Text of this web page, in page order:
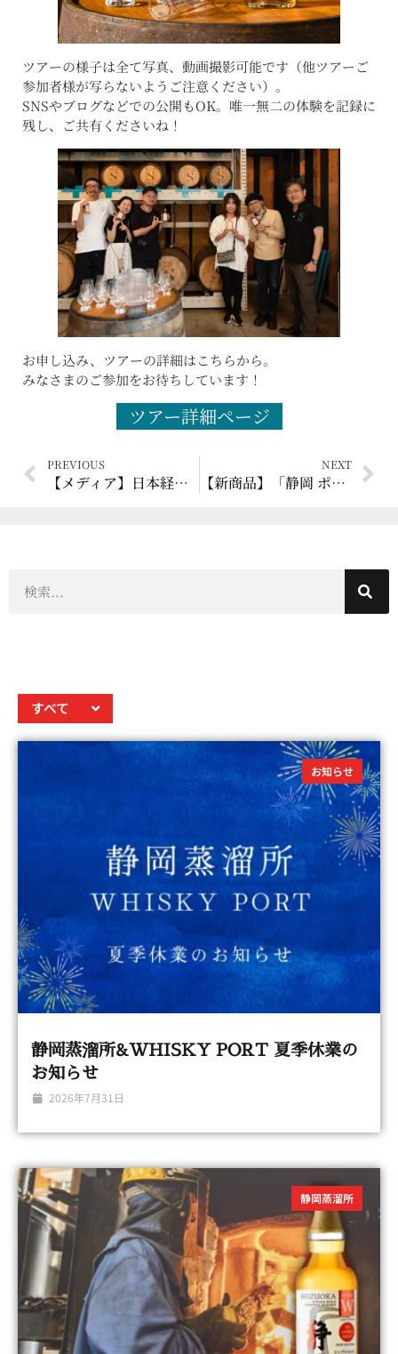
ツアーの様子は全て写真、動画撮影可能です（他ツアーご
参加者様が写らないようご注意ください）。
SNSやブログなどでの公開もOK。唯一無二の体験を記録に
残し、ご共有くださいね！
お申し込み、ツアーの詳細はこちらから。
みなさまのご参加をお待ちしています！
ツアー詳細ページ
PREVIOUS
【メディア】日本経済新聞 2026年6月13日 何でもランキング「見学や試飲が楽しいクラフト蒸留所10選」
NEXT
【新商品】「静岡 ポットスティルＷ 5年100%日本大麦 2026年版 50.5%」8月下旬発売！
すべて
お知らせ
静岡蒸溜所&WHISKY PORT 夏季休業の
お知らせ
2026年7月31日
静岡蒸溜所